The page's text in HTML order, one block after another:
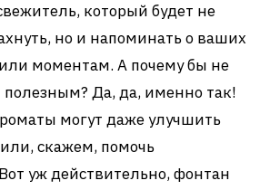
который будет не
но и напоминать о ваших
моментам. А почему бы не
полезным? Да, да, именно так!
могут даже улучшить
скажем, помочь
уж действительно, фонтан